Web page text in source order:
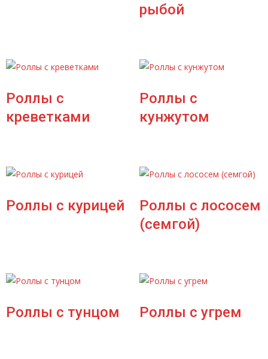
рыбой
Роллы с
креветками
Роллы с
кунжутом
Роллы с курицей
Роллы с лососем
(семгой)
Роллы с тунцом Роллы с угрем